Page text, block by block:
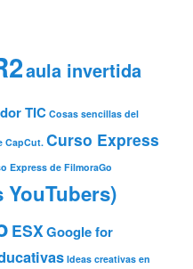
aula invertida
TIC Cosas sencillas del
CapCut. Curso Express
Express de FilmoraGo
YouTubers)
ESXGoogle for
Ideas creativas en